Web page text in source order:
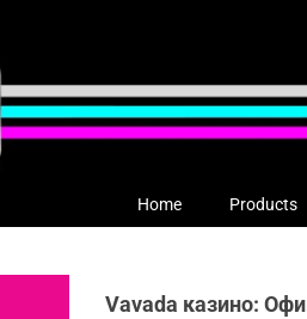
Home Products
Vavada казино: